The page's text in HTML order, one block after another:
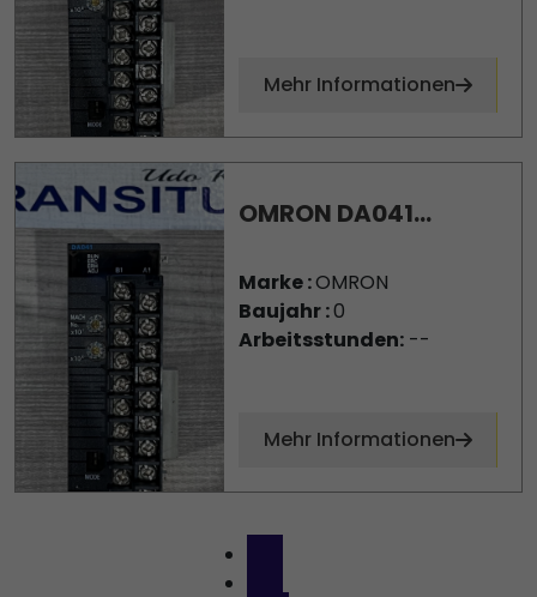
Mehr Informationen
OMRON DA041...
Marke :OMRON
Baujahr :0
Arbeitsstunden:--
Mehr Informationen